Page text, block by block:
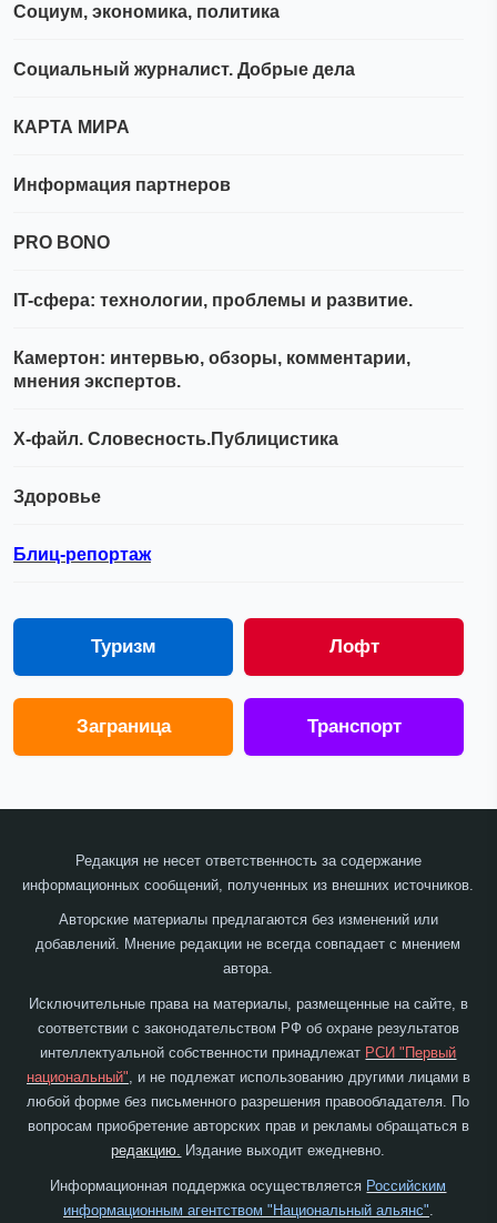
Социум, экономика, политика
Социальный журналист. Добрые дела
КАРТА МИРА
Информация партнеров
PRO BONO
IT-сфера: технологии, проблемы и развитие.
Камертон: интервью, обзоры, комментарии,
мнения экспертов.
Х-файл. Словесность.Публицистика
Здоровье
Блиц-репортаж
Туризм Лофт
Заграница Транспорт
Редакция не несет ответственность за содержание
информационных сообщений, полученных из внешних источников.
Авторские материалы предлагаются без изменений или
добавлений. Мнение редакции не всегда совпадает с мнением
автора.
Исключительные права на материалы, размещенные на сайте, в
соответствии с законодательством РФ об охране результатов
интеллектуальной собственности принадлежат РСИ "Первый
национальный", и не подлежат использованию другими лицами в
любой форме без письменного разрешения правообладателя. По
вопросам приобретение авторских прав и рекламы обращаться в
редакцию. Издание выходит ежедневно.
Информационная поддержка осуществляется Российским
информационным агентством "Национальный альянс"